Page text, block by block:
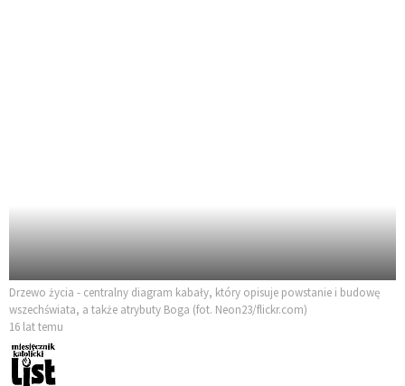
Drzewo życia - centralny diagram kabały, który opisuje powstanie i budowę
wszechświata, a także atrybuty Boga (fot. Neon23/flickr.com)
16 lat temu